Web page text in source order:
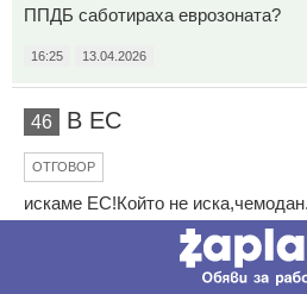
ППДБ саботираха еврозоната?
16:25 13.04.2026
46 В ЕС
ОТГОВОР
искаме ЕС!Който не
.